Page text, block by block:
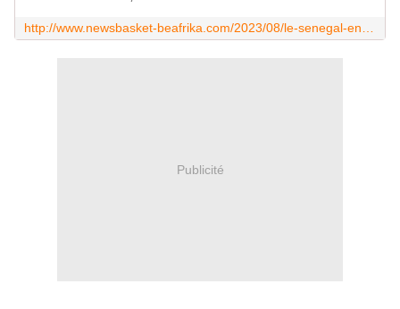
Publicité